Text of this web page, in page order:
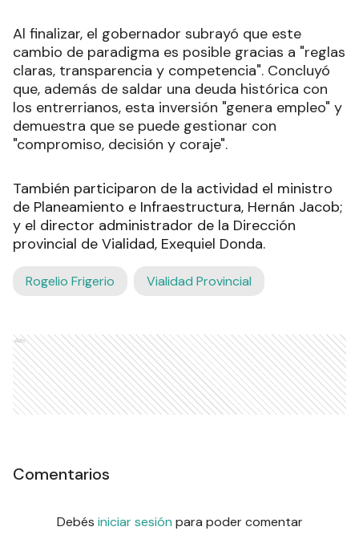
Al finalizar, el gobernador subrayó que este
cambio de paradigma es posible gracias a "reglas
claras, transparencia y competencia". Concluyó
que, además de saldar una deuda histórica con
los entrerrianos, esta inversión "genera empleo" y
demuestra que se puede gestionar con
"compromiso, decisión y coraje".
También participaron de la actividad el ministro
de Planeamiento e Infraestructura, Hernán Jacob;
y el director administrador de la Dirección
provincial de Vialidad, Exequiel Donda.
Rogelio Frigerio Vialidad Provincial
Ads
Comentarios
Debés iniciar sesión para poder comentar